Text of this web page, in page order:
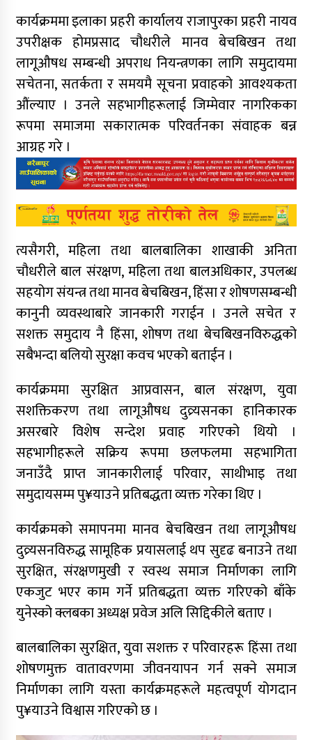
कार्यक्रममा इलाका प्रहरी कार्यालय राजापुरका प्रहरी नायव
उपरीक्षक होमप्रसाद चौधरीले मानव बेचबिखन तथा
लागूऔषध सम्बन्धी अपराध नियन्त्रणका लागि समुदायमा
सचेतना, सतर्कता र समयमै सूचना प्रवाहको आवश्यकता
औंल्याए । उनले सहभागीहरूलाई जिम्मेवार नागरिकका
रूपमा समाजमा सकारात्मक परिवर्तनका संवाहक बन्न
आग्रह गरे ।
त्यसैगरी, महिला तथा बालबालिका शाखाकी अनिता
चौधरीले बाल संरक्षण, महिला तथा बालअधिकार, उपलब्ध
सहयोग संयन्त्र तथा मानव बेचबिखन, हिंसा र शोषणसम्बन्धी
कानुनी व्यवस्थाबारे जानकारी गराईन । उनले सचेत र
सशक्त समुदाय नै हिंसा, शोषण तथा बेचबिखनविरुद्धको
सबैभन्दा बलियो सुरक्षा कवच भएको बताईन ।
कार्यक्रममा सुरक्षित आप्रवासन, बाल संरक्षण, युवा
सशक्तिकरण तथा लागूऔषध दुव्र्यसनका हानिकारक
असरबारे विशेष सन्देश प्रवाह गरिएको थियो ।
सहभागीहरूले सक्रिय रूपमा छलफलमा सहभागिता
जनाउँदै प्राप्त जानकारीलाई परिवार, साथीभाइ तथा
समुदायसम्म पु¥याउने प्रतिबद्धता व्यक्त गरेका थिए ।
कार्यक्रमको समापनमा मानव बेचबिखन तथा लागूऔषध
दुव्र्यसनविरुद्ध सामूहिक प्रयासलाई थप सुदृढ बनाउने तथा
सुरक्षित, संरक्षणमुखी र स्वस्थ समाज निर्माणका लागि
एकजुट भएर काम गर्ने प्रतिबद्धता व्यक्त गरिएको बाँके
युनेस्को क्लबका अध्यक्ष प्रवेज अलि सिद्दिकीले बताए ।
बालबालिका सुरक्षित, युवा सशक्त र परिवारहरू हिंसा तथा
शोषणमुक्त वातावरणमा जीवनयापन गर्न सक्ने समाज
निर्माणका लागि यस्ता कार्यक्रमहरूले महत्वपूर्ण योगदान
पु¥याउने विश्वास गरिएको छ ।